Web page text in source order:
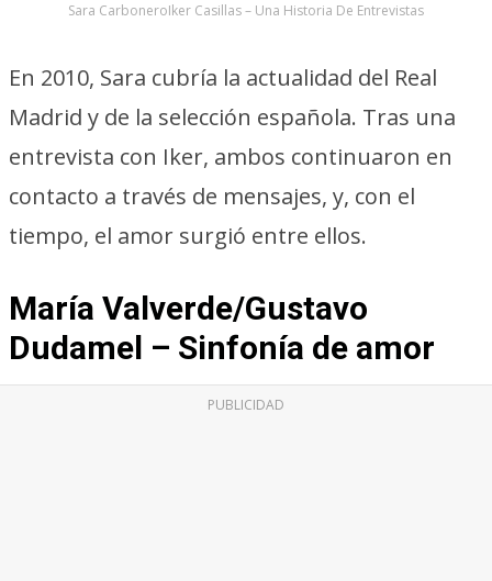
Sara CarboneroIker Casillas – Una Historia De Entrevistas
En 2010, Sara cubría la actualidad del Real
Madrid y de la selección española. Tras una
entrevista con Iker, ambos continuaron en
contacto a través de mensajes, y, con el
tiempo, el amor surgió entre ellos.
María Valverde/Gustavo
Dudamel – Sinfonía de amor
PUBLICIDAD